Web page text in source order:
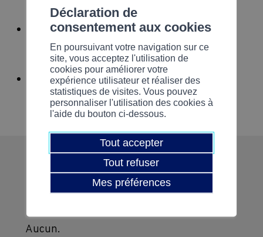
Réflexion sur la mise en place de la
stratégie et du rôle des cadres et des RH
Méthodologie collaborative basée sur une
participation et des échange actifs
Prérequis
Aucun.
Déclaration de
consentement aux cookies
En poursuivant votre navigation sur ce
site, vous acceptez l'utilisation de
cookies pour améliorer votre
expérience utilisateur et réaliser des
statistiques de visites. Vous pouvez
personnaliser l'utilisation des cookies à
l'aide du bouton ci-dessous.
Tout accepter
Tout refuser
Mes préférences